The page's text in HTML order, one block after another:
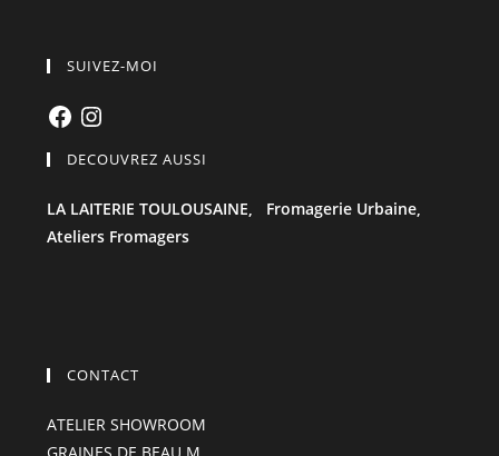
SUIVEZ-MOI
FacebookInstagram
DECOUVREZ AUSSI
LA LAITERIE TOULOUSAINE, Fromagerie Urbaine,
Ateliers Fromagers
CONTACT
ATELIER SHOWROOM